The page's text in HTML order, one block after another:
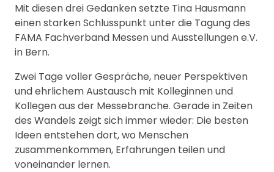
Mit diesen drei Gedanken setzte Tina Hausmann
einen starken Schlusspunkt unter die Tagung des
FAMA Fachverband Messen und Ausstellungen e.V.
in Bern.
Zwei Tage voller Gespräche, neuer Perspektiven
und ehrlichem Austausch mit Kolleginnen und
Kollegen aus der Messebranche. Gerade in Zeiten
des Wandels zeigt sich immer wieder: Die besten
Ideen entstehen dort, wo Menschen
zusammenkommen, Erfahrungen teilen und
voneinander lernen.